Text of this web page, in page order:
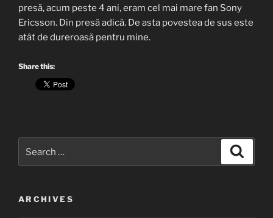
presă, acum peste 4 ani, eram cel mai mare fan Sony
Ericsson. Din presă adică. De asta povestea de sus este
atât de dureroasă pentru mine.
Share this:
for:
ARCHIVES